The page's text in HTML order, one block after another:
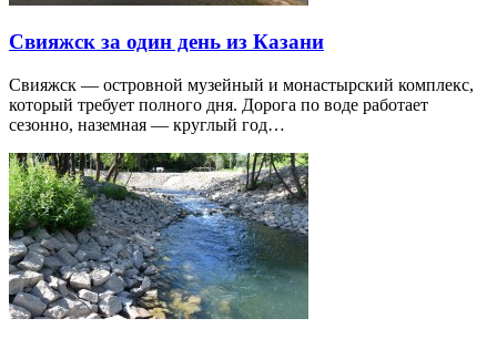
Свияжск за один день из Казани
Свияжск — островной музейный и монастырский комплекс,
который требует полного дня. Дорога по воде работает
сезонно, наземная — круглый год…